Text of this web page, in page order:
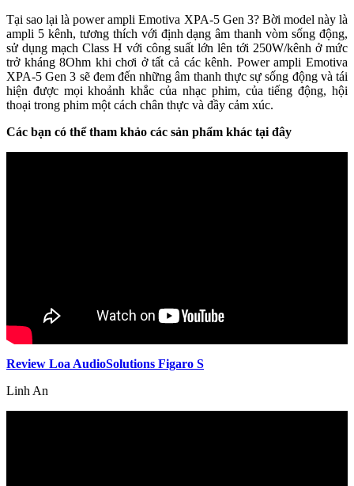
Tại sao lại là power ampli Emotiva XPA-5 Gen 3? Bời model này là
ampli 5 kênh, tương thích với định dạng âm thanh vòm sống động,
sử dụng mạch Class H với công suất lớn lên tới 250W/kênh ở mức
trở kháng 8Ohm khi chơi ở tất cả các kênh. Power ampli Emotiva
XPA-5 Gen 3 sẽ đem đến những âm thanh thực sự sống động và tái
hiện được mọi khoảnh khắc của nhạc phim, của tiếng động, hội
thoại trong phim một cách chân thực và đầy cảm xúc.
Các bạn có thể tham khảo các sản phẩm khác tại đây
Review Loa AudioSolutions Figaro S
Linh An